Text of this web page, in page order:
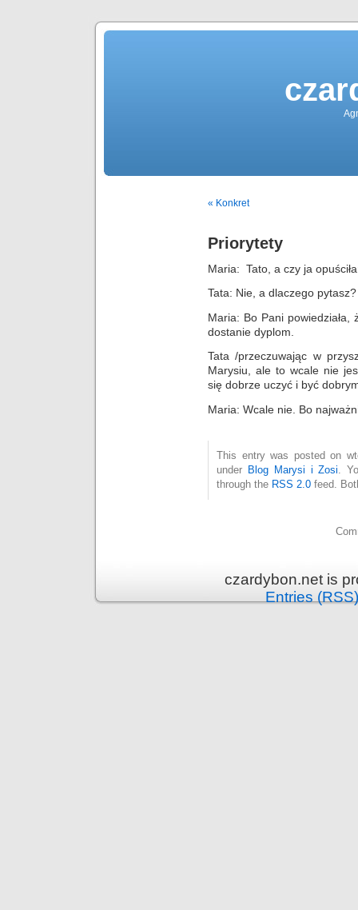
« Konkret
Priorytety
Maria: Tato, a czy ja
Tata: Nie, a dlaczego pytasz?
Maria: Bo Pani
dostanie dyplom.
Tata /przeczuwając w
Marysiu, ale to wcale nie
się dobrze uczyć i być
Maria: Wcale nie. Bo
This entry was posted on
under Blog Marysi i Zosi .
through the RSS 2.0 feed.
czardybon.net is
Entries (RSS)